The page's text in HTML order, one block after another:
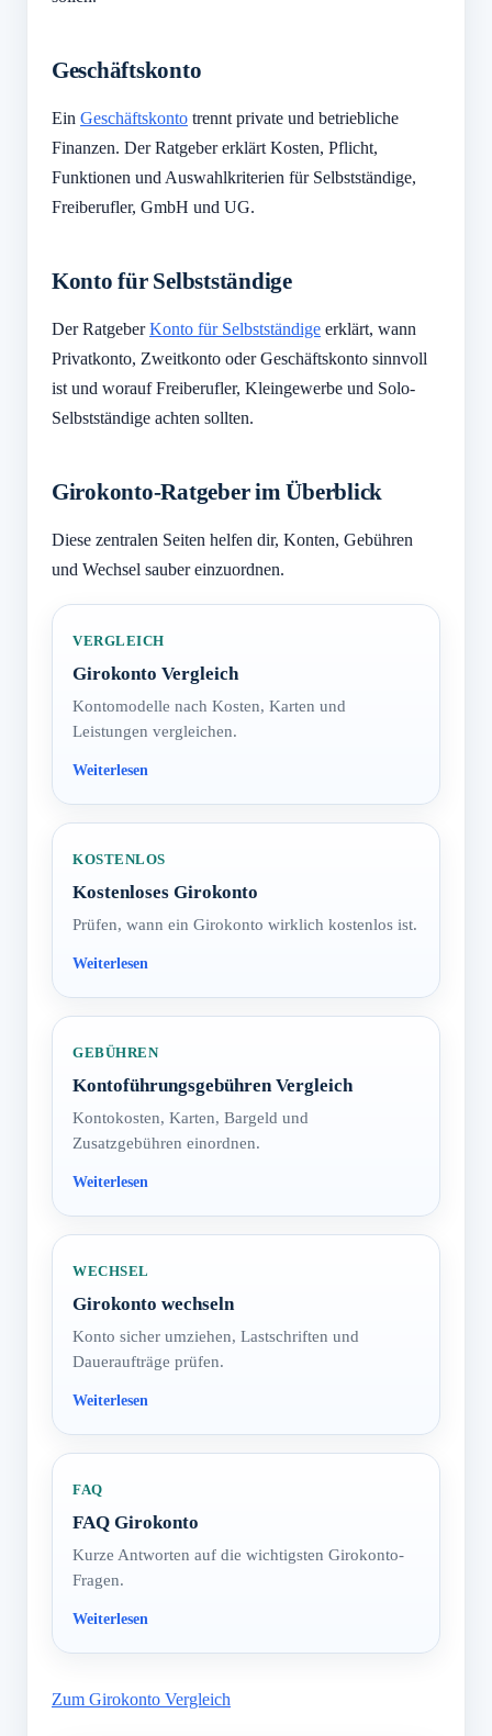
Geschäftskonto
Ein Geschäftskonto trennt private und betriebliche
Finanzen. Der Ratgeber erklärt Kosten, Pflicht,
Funktionen und Auswahlkriterien für Selbstständige,
Freiberufler, GmbH und UG.
Konto für Selbstständige
Der RatgeberKonto für Selbstständige erklärt, wann
Privatkonto, Zweitkonto oder Geschäftskonto sinnvoll
ist und worauf Freiberufler, Kleingewerbe und Solo-
Selbstständige achten sollten.
Girokonto-Ratgeber im Überblick
Diese zentralen Seiten helfen dir, Konten, Gebühren
und Wechsel sauber einzuordnen.
VERGLEICH
Girokonto Vergleich
Kontomodelle nach Kosten, Karten und
Leistungen vergleichen.
KOSTENLOS
Kostenloses Girokonto
Prüfen, wann ein Girokonto wirklich kostenlos ist.
GEBÜHREN
Kontoführungsgebühren Vergleich
Kontokosten, Karten, Bargeld und
Zusatzgebühren einordnen.
WECHSEL
Girokonto wechseln
Konto sicher umziehen, Lastschriften und
Daueraufträge prüfen.
FAQ
FAQ Girokonto
Kurze Antworten auf die wichtigsten Girokonto-
Fragen.
Zum Girokonto Vergleich